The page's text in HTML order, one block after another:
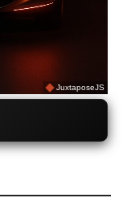
JuxtaposeJS